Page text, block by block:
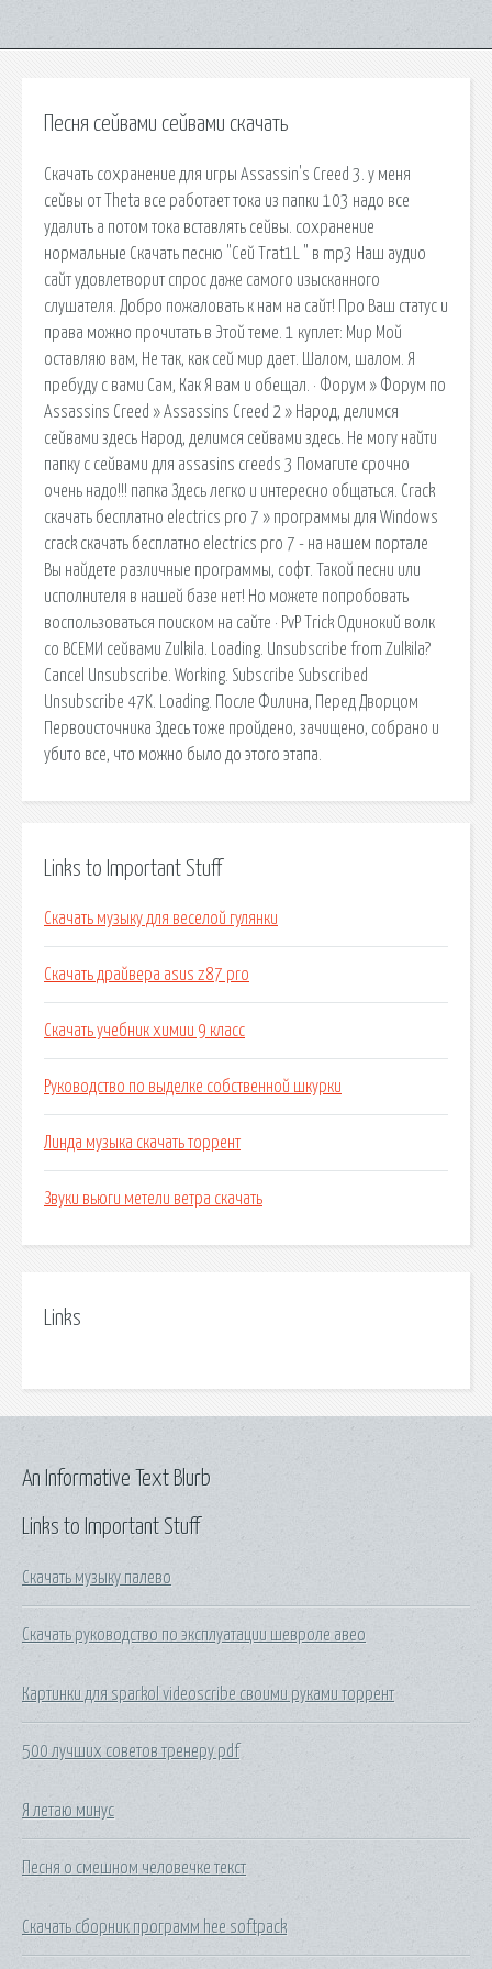
Песня сейвами сейвами скачать
Скачать сохранение для игры Assassin's Creed 3. у меня
сейвы от Theta все работает тока из папки 103 надо все
удалить а потом тока вставлять сейвы. сохранение
нормальные Скачать песню "Сей Trat1L " в mp3 Наш аудио
сайт удовлетворит спрос даже самого изысканного
слушателя. Добро пожаловать к нам на сайт! Про Ваш статус и
права можно прочитать в Этой теме. 1 куплет: Мир Мой
оставляю вам, Не так, как сей мир дает. Шалом, шалом. Я
пребуду с вами Сам, Как Я вам и обещал. · Форум » Форум по
Assassins Creed » Assassins Creed 2 » Народ, делимся
сейвами здесь Народ, делимся сейвами здесь. Не могу найти
папку с сейвами для assasins creeds 3 Помагите срочно
очень надо!!! папка Здесь легко и интересно общаться. Crack
скачать бесплатно electrics pro 7 » программы для Windows
crack скачать бесплатно electrics pro 7 - на нашем портале
Вы найдете различные программы, софт. Такой песни или
исполнителя в нашей базе нет! Но можете попробовать
воспользоваться поиском на сайте · PvP Trick Одинокий волк
со ВСЕМИ сейвами Zulkila. Loading. Unsubscribe from Zulkila?
Cancel Unsubscribe. Working. Subscribe Subscribed
Unsubscribe 47K. Loading. После Филина, Перед Дворцом
Первоисточника Здесь тоже пройдено, зачищено, собрано и
убито все, что можно было до этого этапа.
Links to Important Stuff
Скачать музыку для веселой гулянки
Скачать драйвера asus z87 pro
Скачать учебник химии 9 класс
Руководство по выделке собственной шкурки
Линда музыка скачать торрент
Звуки вьюги метели ветра скачать
Links
Links to Important Stuff
Скачать музыку палево
Скачать руководство по эксплуатации шевроле авео
Картинки для sparkol videoscribe своими руками торрент
500 лучших советов тренеру pdf
Я летаю минус
Песня о смешном человечке текст
Скачать сборник программ hee softpack
An Informative Text Blurb